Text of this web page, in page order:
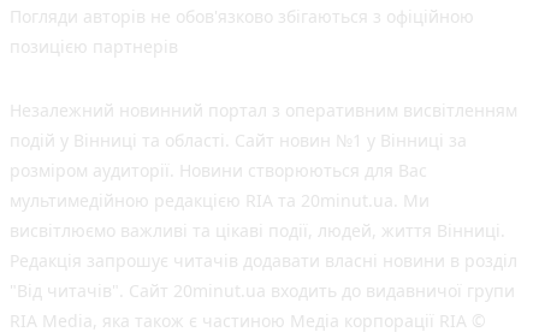
Погляди авторів не обов'язково збігаються з офіційною
позицією партнерів
Незалежний новинний портал з оперативним висвітленням
подій у Вінниці та області. Сайт новин №1 у Вінниці за
розміром аудиторії. Новини створюються для Вас
мультимедійною редакцією RIA та 20minut.ua. Ми
висвітлюємо важливі та цікаві події, людей, життя Вінниці.
Редакція запрошує читачів додавати власні новини в розділ
"Від читачів". Сайт 20minut.ua входить до видавничої групи
RIA Media, яка також є частиною Медіа корпорації RIA ©